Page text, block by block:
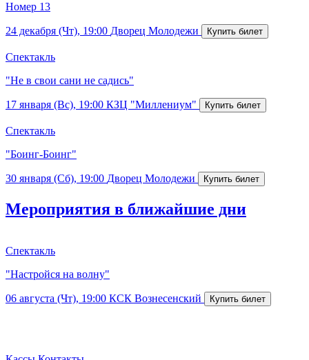
Номер 13
24 декабря (Чт), 19:00 Дворец Молодежи
Спектакль
"Не в свои сани не садись"
17 января (Вс), 19:00 КЗЦ "Миллениум"
Спектакль
"Боинг-Боинг"
30 января (Сб), 19:00 Дворец Молодежи
Мероприятия в ближайшие дни
Спектакль
"Настройся на волну"
06 августа (Чт), 19:00 КСК Вознесенский